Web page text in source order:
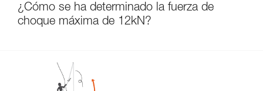
¿Cómo se ha determinado la fuerza de
choque máxima de 12kN?